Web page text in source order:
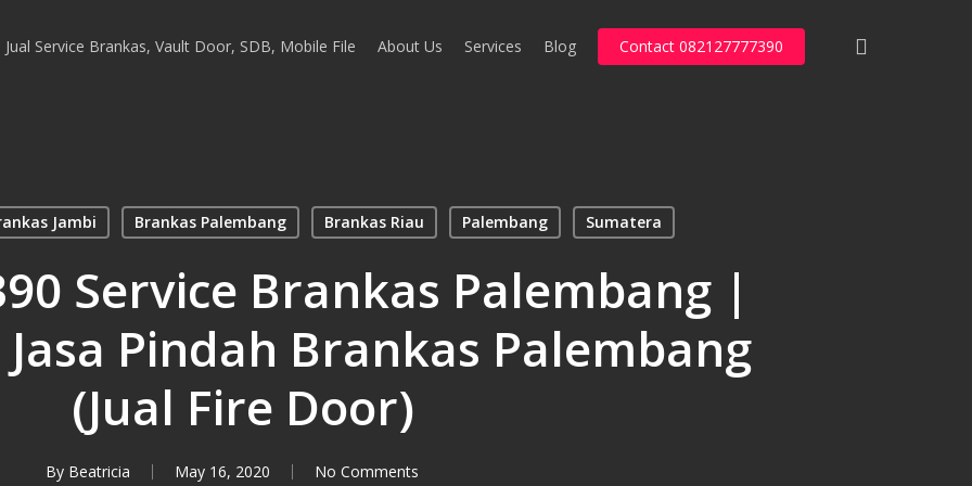
Jual Service Brankas, Vault Door, SDB, Mobile File About Us Services Blog Contact 082127777390
Jambi Brankas Palembang Brankas Riau Palembang Sumatera
Service Brankas Palembang |
Pindah Brankas Palembang
(Jual Fire Door)
By Beatricia May 16, 2020 No Comments